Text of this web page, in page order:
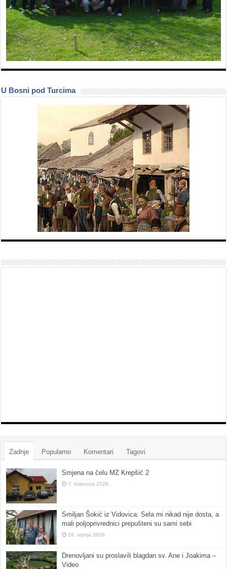
U Bosni pod Turcima
Zadnje Popularno Komentari Tagovi
Smjena na čelu MZ Krepšić 2
7. kolovoza 2026.
Smiljan Šokić iz Vidovica: Sela mi nikad nije dosta, a
mali poljoprivrednici prepušteni su sami sebi
28. srpnja 2026.
Drenovljani su proslavili blagdan sv. Ane i Joakima –
Video